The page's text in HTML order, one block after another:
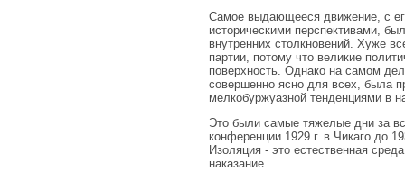
Самое выдающееся движение, с
историческими перспективами,
внутренних столкновений. Хуже
партии, потому что великие
поверхность. Однако на самом
совершенно ясно для всех, была
мелкобуржуазной тенденциями в
Это были самые тяжелые дни за
конференции 1929 г. в Чикаго до
Изоляция - это естественная
наказание.